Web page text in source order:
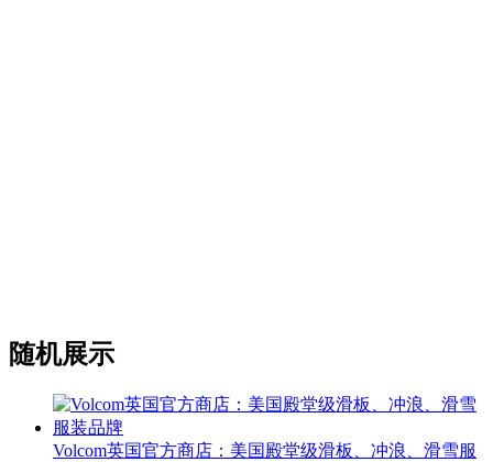
随机展示
Volcom英国官方商店：美国殿堂级滑板、冲浪、滑雪服